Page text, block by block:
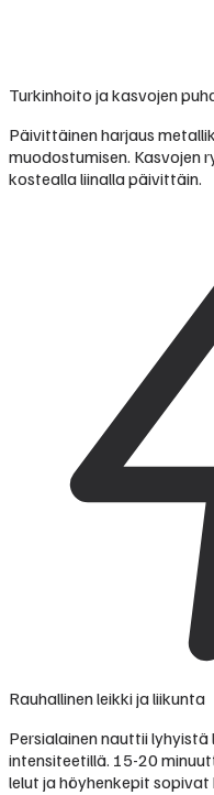
Turkinhoito ja kasvojen
Päivittäinen harjaus
muodostumisen. Kasvojen
kostealla liinalla päivittäin.
Rauhallinen leikki ja liikunta
Persialainen nauttii
intensiteetillä. 15-20
lelut ja höyhenkepit sopivat